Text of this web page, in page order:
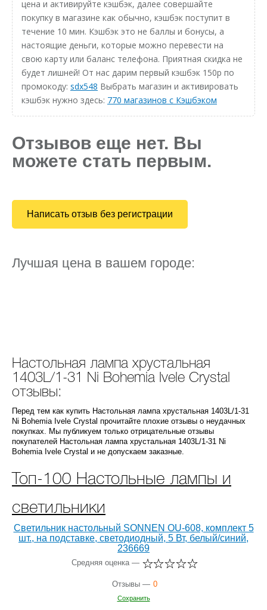
цена и активируйте кэшбэк, далее совершайте
покупку в магазине как обычно, кэшбэк поступит в
течение 10 мин. Кэшбэк это не баллы и бонусы, а
настоящие деньги, которые можно перевести на
свою карту или баланс телефона. Приятная скидка не
будет лишней! От нас дарим первый кэшбэк 150р по
промокоду: sdx548 Выбрать магазин и активировать
кэшбэк нужно здесь: 770 магазинов с Кэшбэком
Отзывов еще нет. Вы
можете стать первым.
Написать отзыв без регистрации
Лучшая цена в вашем городе:
Настольная лампа хрустальная
1403L/1-31 Ni Bohemia Ivele Crystal
отзывы:
Перед тем как купить Настольная лампа хрустальная 1403L/1-31
Ni Bohemia Ivele Crystal прочитайте плохие отзывы о неудачных
покупках. Мы публикуем только отрицательные отзывы
покупателей Настольная лампа хрустальная 1403L/1-31 Ni
Bohemia Ivele Crystal и не допускаем заказные.
Топ-100 Настольные лампы и
светильники
Светильник настольный SONNEN OU-608, комплект 5
шт., на подставке, светодиодный, 5 Вт, белый/синий,
236669
Средняя оценка —
Отзывы — 0
Сохранить